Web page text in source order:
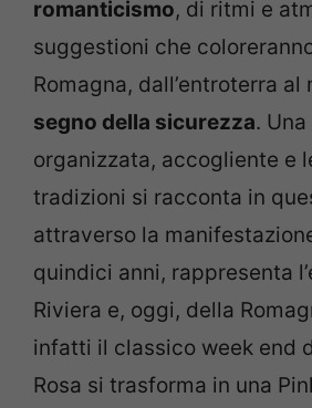
romanticismo, di ritmi e
suggestioni che
Romagna, dall’entroterra al
segno della sicurezza.
organizzata, accogliente e
tradizioni si racconta in
attraverso la
quindici anni, rappresenta
Riviera e, oggi, della
infatti il classico week end
Rosa si trasforma in una